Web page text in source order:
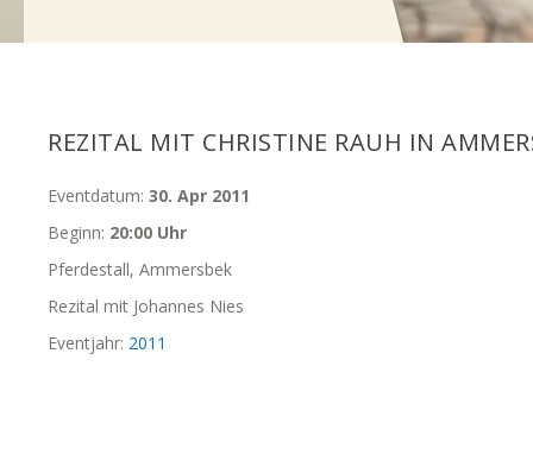
REZITAL MIT CHRISTINE RAUH IN
Eventdatum: 30. Apr 2011
Beginn: 20:00 Uhr
Pferdestall, Ammersbek
Rezital mit Johannes Nies
Eventjahr: 2011